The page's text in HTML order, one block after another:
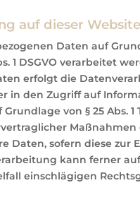
auf dieser Website
Daten auf
1 DSGVO verarbeitet
erfolgt die
in den Zugriff auf
von § 25 Abs. 1
Daten, sofern diese
kann ferner
einschlägigen